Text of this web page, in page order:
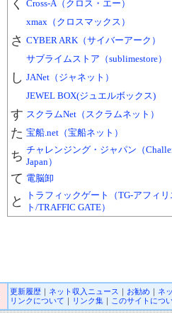
く
Cross-A（クロス・エー）
xmax（クロスマックス）
さ CYBER ARK（サイバーアーク）
サブライムストア（sublimestore）
し JANet（ジャネット）
JEWEL BOX(ジュエルボックス)
す スクラムNet（スクラムネット）
た 宝船.net（宝船ネット）
ち チャレンジング・ジャパン（
Japan）
て 電脳卸
と
トラフィックゲート（TG-アフィ
ト/TRAFFIC GATE）
更新履歴｜ ネット収入ニュース ｜ お勧め｜ ネ
リンクについて ｜ リンク集｜ このサイトにつ